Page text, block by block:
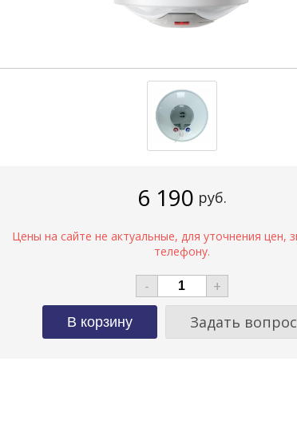
6 190 руб.
-
+
Задать вопрос